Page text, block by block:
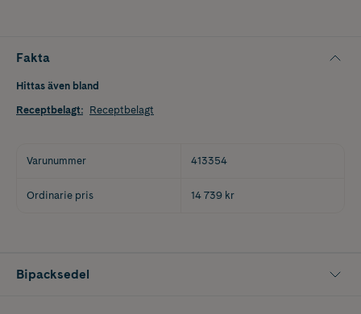
Fakta
Hittas även bland
Receptbelagt: Receptbelagt
Varunummer 413354
Ordinarie pris 14 739 kr
Bipacksedel